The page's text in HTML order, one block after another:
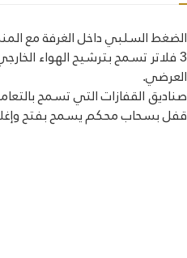
الضغط السلبي داخل الغرفة مع
3 فلاتر تسمح بترشيح الهواء
العرضي.
صناديق القفازات التي تسمح
قفل بسحاب محكم يسمح بفتح